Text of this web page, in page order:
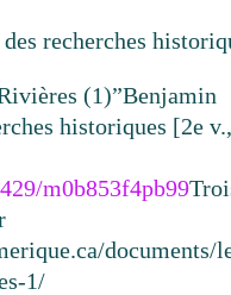
recherches
(1)”Benjamin
historiques [2e
m0b853f4pb99
documents/
1/